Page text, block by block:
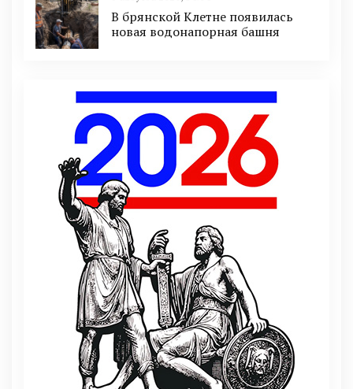
В брянской Клетне появилась
новая водонапорная башня